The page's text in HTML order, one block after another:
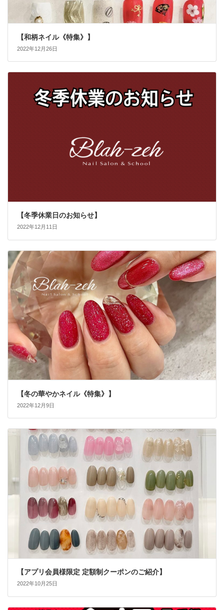
【和柄ネイル《特集》】
2022年12月26日
【冬季休業日のお知らせ】
2022年12月11日
【冬の華やかネイル《特集》】
2022年12月9日
【アプリ会員様限定 定額制クーポンのご紹介】
2022年10月25日